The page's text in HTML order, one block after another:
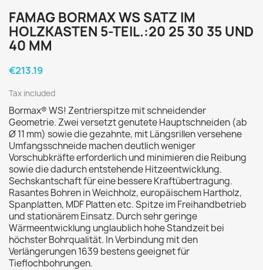
FAMAG BORMAX WS SATZ IM
HOLZKASTEN 5-TEIL.:20 25 30 35 UND
40 MM
€213.19
Tax included
Bormax® WS! Zentrierspitze mit schneidender
Geometrie. Zwei versetzt genutete Hauptschneiden (ab
Ø 11 mm) sowie die gezahnte, mit Längsrillen versehene
Umfangsschneide machen deutlich weniger
Vorschubkräfte erforderlich und minimieren die Reibung
sowie die dadurch entstehende Hitzeentwicklung.
Sechskantschaft für eine bessere Kraftübertragung.
Rasantes Bohren in Weichholz, europäischem Hartholz,
Spanplatten, MDF Platten etc. Spitze im Freihandbetrieb
und stationärem Einsatz. Durch sehr geringe
Wärmeentwicklung unglaublich hohe Standzeit bei
höchster Bohrqualität. In Verbindung mit den
Verlängerungen 1639 bestens geeignet für
Tieflochbohrungen.